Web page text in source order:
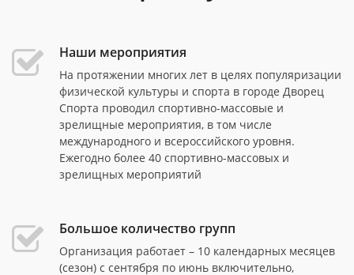
Наши мероприятия
На протяжении многих лет в целях популяризации
физической культуры и спорта в городе Дворец
Спорта проводил спортивно-массовые и
зрелищные мероприятия, в том числе
международного и всероссийского уровня.
Ежегодно более 40 спортивно-массовых и
зрелищных мероприятий
Большое количество групп
Организация работает – 10 календарных месяцев
(сезон) с сентября по июнь включительно,